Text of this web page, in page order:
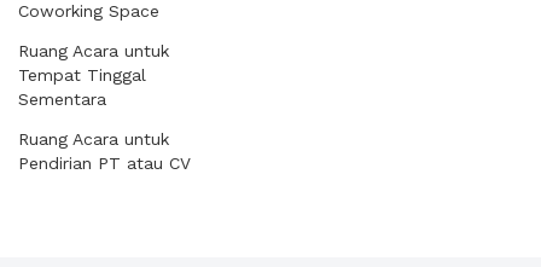
Coworking Space
Ruang Acara untuk
Tempat Tinggal
Sementara
Ruang Acara untuk
Pendirian PT atau CV